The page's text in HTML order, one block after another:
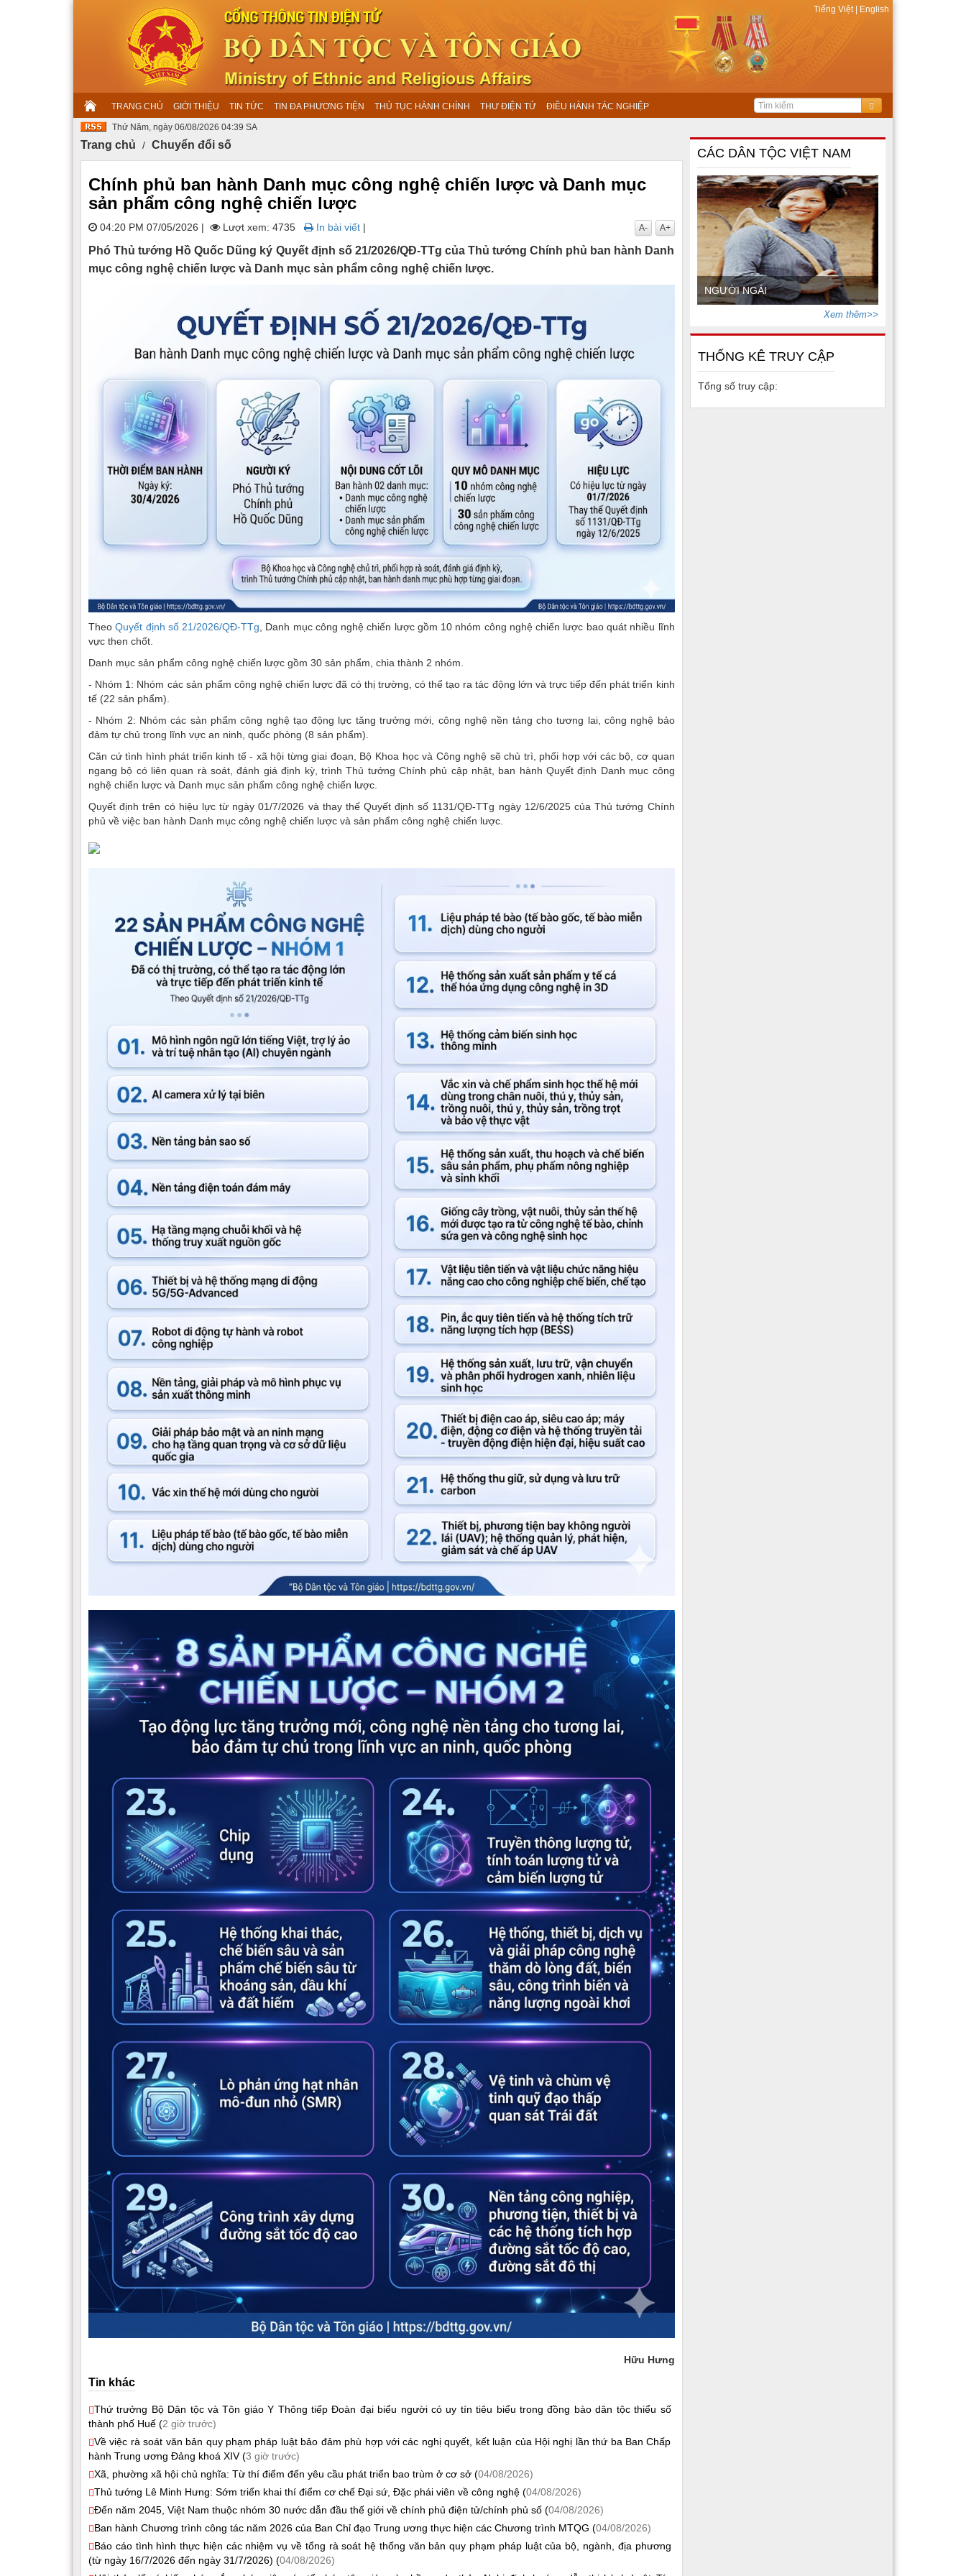
Tiếng Việt English
TRANG CHỦ GIỚI THIỆU TIN TỨC TIN ĐA PHƯƠNG TIỆN THỦ TỤC HÀNH CHÍNH THƯ ĐIỆN TỬ ĐIỀU HÀNH TÁC NGHIỆP
Thứ Năm, ngày 06/08/2026 04:39 SA
Trang chủ Chuyển đổi số
Chính phủ ban hành Danh mục công nghệ chiến lược và Danh mục
sản phẩm công nghệ chiến lược
04:20 PM 07/05/2026 | Lượt xem: 4735 In bài viết | A+
A-
Phó Thủ tướng Hồ Quốc Dũng ký Quyết định số 21/2026/QĐ-TTg của Thủ tướng Chính phủ ban hành Danh
mục công nghệ chiến lược và Danh mục sản phẩm công nghệ chiến lược.
TheoQuyết định số 21/2026/QĐ-TTg , Danh mục công nghệ chiến lược gồm 10 nhóm công nghệ chiến lược bao quát nhiều lĩnh
vực then chốt.
Danh mục sản phẩm công nghệ chiến lược gồm 30 sản phẩm, chia thành 2 nhóm.
- Nhóm 1: Nhóm các sản phẩm công nghệ chiến lược đã có thị trường, có thể tạo ra tác động lớn và trực tiếp đến phát triển kinh
tế (22 sản phẩm).
- Nhóm 2: Nhóm các sản phẩm công nghệ tạo động lực tăng trưởng mới, công nghệ nền tảng cho tương lai, công nghệ bảo
đảm tự chủ trong lĩnh vực an ninh, quốc phòng (8 sản phẩm).
Căn cứ tình hình phát triển kinh tế - xã hội từng giai đoạn, Bộ Khoa học và Công nghệ sẽ chủ trì, phối hợp với các bộ, cơ quan
ngang bộ có liên quan rà soát, đánh giá định kỳ, trình Thủ tướng Chính phủ cập nhật, ban hành Quyết định Danh mục công
nghệ chiến lược và Danh mục sản phẩm công nghệ chiến lược.
Quyết định trên có hiệu lực từ ngày 01/7/2026 và thay thế Quyết định số 1131/QĐ-TTg ngày 12/6/2025 của Thủ tướng Chính
phủ về việc ban hành Danh mục công nghệ chiến lược và sản phẩm công nghệ chiến lược.
Hữu Hưng
Tin khác
Thứ trưởng Bộ Dân tộc và Tôn giáo Y Thông tiếp Đoàn đại biểu người có uy tín tiêu biểu trong đồng bào dân tộc thiểu số
thành phố Huế (2 giờ trước)
Về việc rà soát văn bản quy phạm pháp luật bảo đảm phù hợp với các nghị quyết, kết luận của Hội nghị lần thứ ba Ban Chấp
hành Trung ương Đảng khoá XIV (3 giờ trước)
Xã, phường xã hội chủ nghĩa: Từ thí điểm đến yêu cầu phát triển bao trùm ở cơ sở (04/08/2026)
Thủ tướng Lê Minh Hưng: Sớm triển khai thí điểm cơ chế Đại sứ, Đặc phái viên về công nghệ (04/08/2026)
Đến năm 2045, Việt Nam thuộc nhóm 30 nước dẫn đầu thế giới về chính phủ điện tử/chính phủ số (04/08/2026)
Ban hành Chương trình công tác năm 2026 của Ban Chỉ đạo Trung ương thực hiện các Chương trình MTQG (04/08/2026)
Báo cáo tình hình thực hiện các nhiệm vụ về tổng rà soát hệ thống văn bản quy phạm pháp luật của bộ, ngành, địa phương
(từ ngày 16/7/2026 đến ngày 31/7/2026) (04/08/2026)
CÁC DÂN TỘC VIỆT NAM
NGƯỜI NGÁI
Xem thêm>>
THỐNG KÊ TRUY CẬP
Tổng số truy cập: